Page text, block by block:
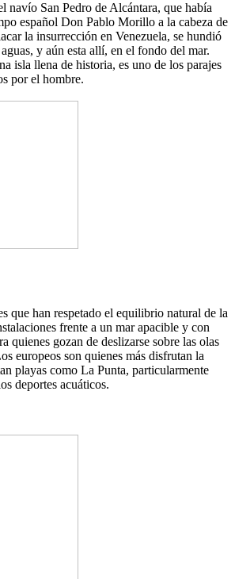
navío San Pedro de Alcántara, que había
español Don Pablo Morillo a la cabeza de
la insurrección en Venezuela, se hundió
y aún esta allí, en el fondo del mar.
isla llena de historia, es uno de los parajes
por el hombre.
que han respetado el equilibrio natural de la
frente a un mar apacible y con
quienes gozan de deslizarse sobre las olas
europeos son quienes más disfrutan la
playas como La Punta, particularmente
deportes acuáticos.